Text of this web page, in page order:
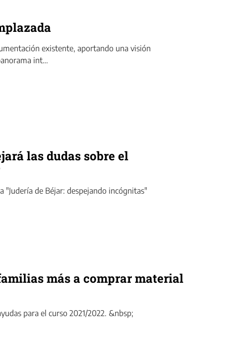
existente, aportando una visión
int…
las dudas sobre el
"Judería de Béjar: despejando incógnitas"
más a comprar material
para el curso 2021/2022. &nbsp;